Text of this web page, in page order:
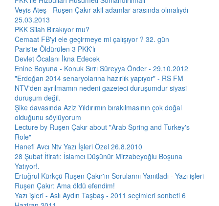
Veyis Ateş - Ruşen Çakır akil adamlar arasında olmalıydı
25.03.2013
PKK Silah Bırakıyor mu?
Cemaat FB'yi ele geçirmeye mi çalışıyor ? 32. gün
Paris'te Öldürülen 3 PKK'lı
Devlet Öcalanı İkna Edecek
Enine Boyuna - Konuk Sırrı Süreyya Önder - 29.10.2012
"Erdoğan 2014 senaryolarına hazırlık yapıyor" - RS FM
NTV'den ayrılmamın nedeni gazeteci duruşumdur siyasi
duruşum değil.
Şike davasında Aziz Yıldırımın bırakılmasının çok doğal
olduğunu söylüyorum
Lecture by Ruşen Çakır about "Arab Spring and Turkey's
Role"
Hanefi Avcı Ntv Yazı İşleri Özel 26.8.2010
28 Şubat İtirafı: İslamcı Düşünür Mirzabeyoğlu Boşuna
Yatıyor!.
Ertuğrul Kürkçü Ruşen Çakır'ın Sorularını Yanıtladı - Yazı işleri
Ruşen Çakır: Ama öldü efendim!
Yazı işleri - Aslı Aydın Taşbaş - 2011 seçimleri sonbeti 6